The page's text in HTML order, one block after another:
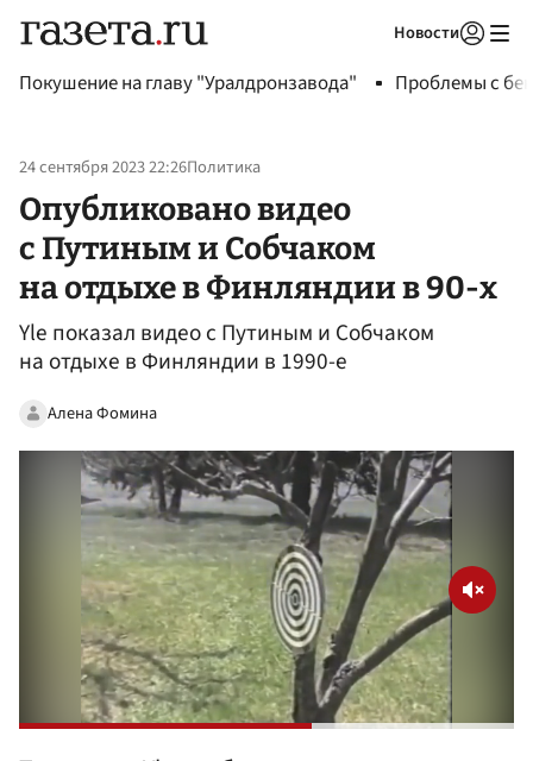
Новости
Покушение на главу "Уралдронзавода" Проблемы с
24 сентября 2023 22:26Политика
Опубликовано видео
с Путиным и Собчаком
на отдыхе в Финляндии в 90-х
Yle показал видео с Путиным и Собчаком
на отдыхе в Финляндии в 1990-е
Алена Фомина